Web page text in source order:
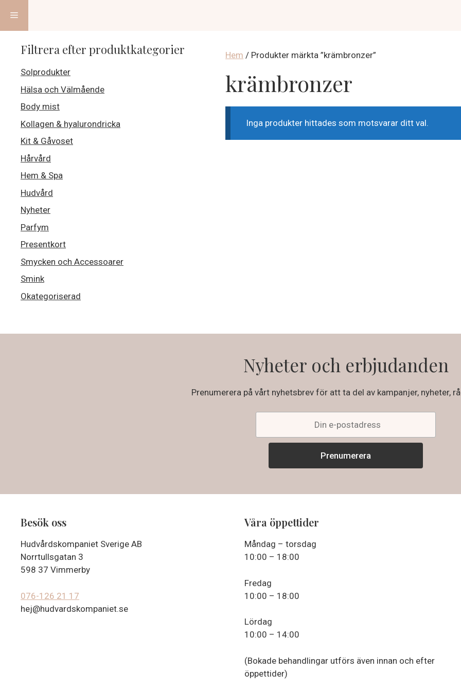
innehåll
Meny
Hem / Produkter märkta ”krämbronzer”
krämbronzer
Inga produkter hittades som motsvarar ditt val.
Filtrera efter produktkategorier
Solprodukter
Hälsa och Välmående
Body mist
Kollagen & hyalurondricka
Kit & Gåvoset
Hårvård
Hem & Spa
Hudvård
Nyheter
Parfym
Presentkort
Smycken och Accessoarer
Smink
Okategoriserad
Nyheter och erbjudanden
Prenumerera på vårt nyhetsbrev för att ta del av kampanjer, nyheter,
Besök oss
Hudvårdskompaniet Sverige AB
Norrtullsgatan 3
598 37 Vimmerby
076-126 21 17
hej@hudvardskompaniet.se
Våra öppettider
Måndag – torsdag
10:00 – 18:00
Fredag
10:00 – 18:00
Lördag
10:00 – 14:00
(Bokade behandlingar utförs även innan och efter
öppettider)